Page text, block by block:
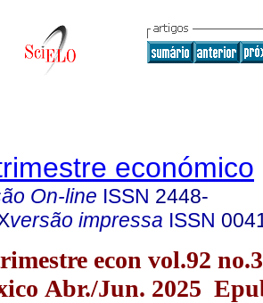
económico
On-line ISSN 2448-
versão impressa ISSN
econ vol.92
Abr./Jun. 2025